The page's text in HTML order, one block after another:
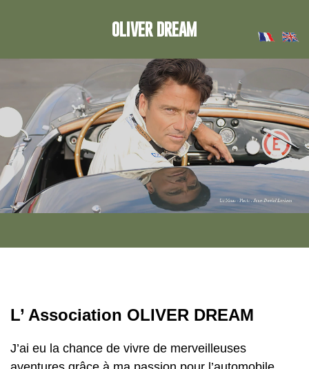
OLIVER DREAM
L’ Association OLIVER DREAM
J’ai eu la chance de vivre de merveilleuses